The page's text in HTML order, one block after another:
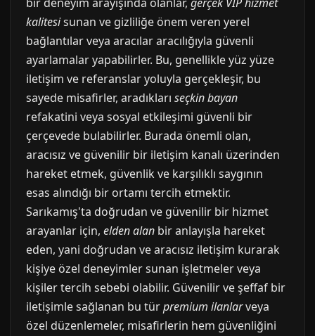
kalitesisunan ve gizliliğe önem veren yerel
bağlantılar veya aracılar aracılığıyla güvenli
ayarlamalar yapabilirler. Bu, genellikle yüz yüze
iletişim ve referanslar yoluyla gerçekleşir, bu
sayede misafirler, aradıkları seçkin bayan
refakatini veya sosyal etkileşimi güvenli bir
çerçevede bulabilirler. Burada önemli olan,
aracısız ve güvenilir bir iletişim kanalı üzerinden
hareket etmek, güvenlik ve karşılıklı saygının
esas alındığı bir ortamı tercih etmektir.
Sarıkamış'ta doğrudan ve güvenilir bir hizmet
arayanlar için, elden alan bir anlayışla hareket
eden, yani doğrudan ve aracısız iletişim kurarak
kişiye özel deneyimler sunan işletmeler veya
kişiler tercih sebebi olabilir. Güvenilir ve şeffaf bir
iletişimle sağlanan bu türpremium ilanlarveya
özel düzenlemeler, misafirlerin hem güvenliğini